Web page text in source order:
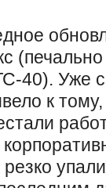
40). Уже
к